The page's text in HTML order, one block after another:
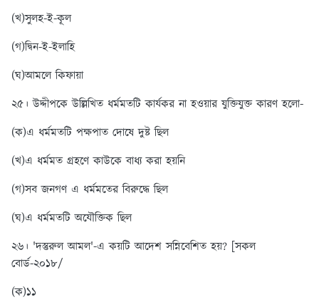
(খ)সুলহ-ই-কূল
(গ)দ্বিন-ই-ইলাহি
(ঘ)আমলে কিফায়া
২৫। উদ্দীপকে উল্লিখিত ধর্মমতটি কার্যকর না হওয়ার যুক্তিযুক্ত কারণ হলো-
(ক)এ ধর্মমতটি পক্ষপাত দোষে দুষ্ট ছিল
(খ)এ ধর্মমত গ্রহণে কাউকে বাধ্য করা হয়নি
(গ)সব জনগণ এ ধর্মমতের বিরুদ্ধে ছিল
(ঘ)এ ধর্মমতটি অযৌক্তিক ছিল
২৬। 'দস্তুরুল আমল'-এ কয়টি আদেশ সন্নিবেশিত হয়? [সকল
বোর্ড-২০১৮/
(ক)১১